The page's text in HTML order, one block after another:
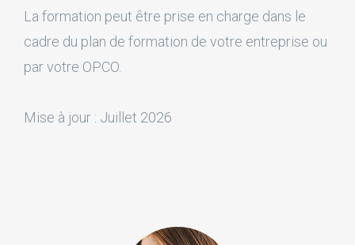
La formation peut être prise en charge dans le
cadre du plan de formation de votre entreprise ou
par votre OPCO.
Mise à jour : Juillet 2026